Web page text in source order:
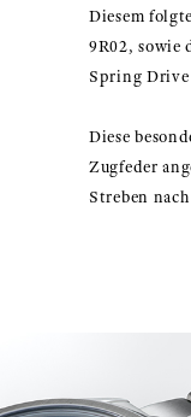
Diesem
9R02, sowie
Spring Drive
Diese
Zugfeder
Streben